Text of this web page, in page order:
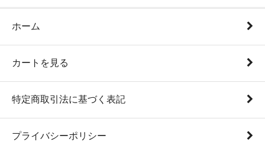
ホーム
カートを見る
特定商取引法に基づく表記
プライバシーポリシー